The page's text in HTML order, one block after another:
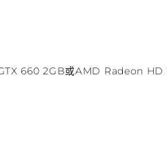
660 2GB或AMD Radeon